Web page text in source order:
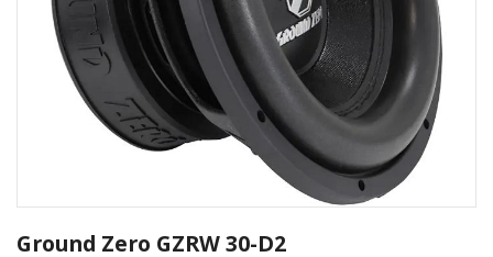
to
Ground Zero GZRW 30-D2